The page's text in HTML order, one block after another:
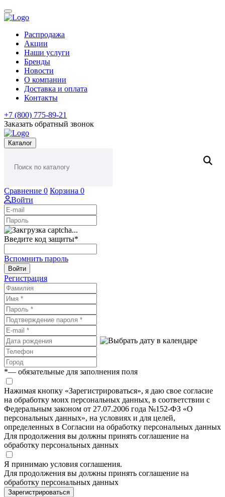
Распродажа
Акции
Наши услуги
Бренды
Новости
О компании
Доставка и оплата
Контакты
+7 (800) 775-89-21
Заказать обратный звонок
Каталог
Сравнение 0 Корзина 0
Войти
Введите код защиты*
Вспомнить пароль
Войти
Регистрация
*— обязательные для заполнения поля
Нажимая кнопку «Зарегистрироваться», я даю свое согласие
на обработку моих персональных данных, в соответствии с
Федеральным законом от 27.07.2006 года №152-ФЗ «О
персональных данных», на условиях и для целей,
определенных в Согласии на обработку персональных данных
Для продолжения вы должны принять соглашение на
обработку персональных данных
Я принимаю условия соглашения.
Для продолжения вы должны принять соглашение на
обработку персональных данных
Зарегистрироваться